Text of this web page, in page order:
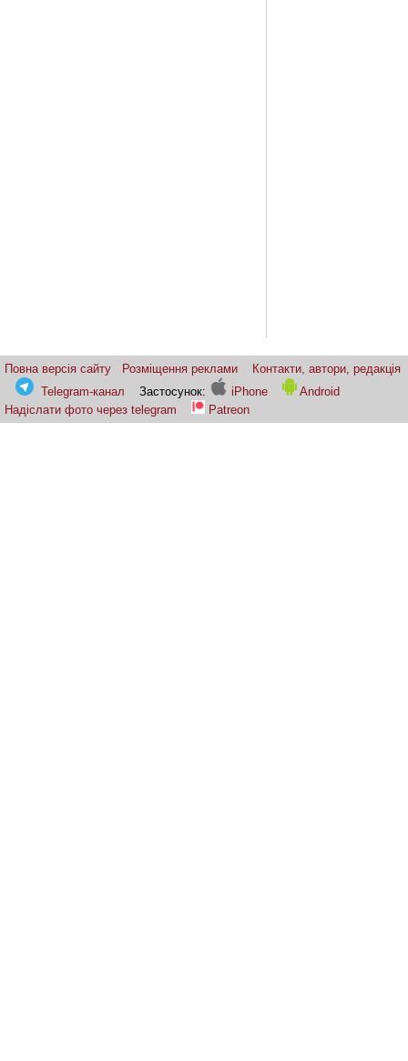
Повна версія сайту Розміщення реклами
Контакти, автори, редакція
Telegram-канал
Застосунок: iPhone
Android
Надіслати фото через telegram
Patreon